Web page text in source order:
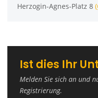
Herzogin-Agnes-Platz 8
Ist dies Ihr
Melden Sie sich an und
Registrierung.